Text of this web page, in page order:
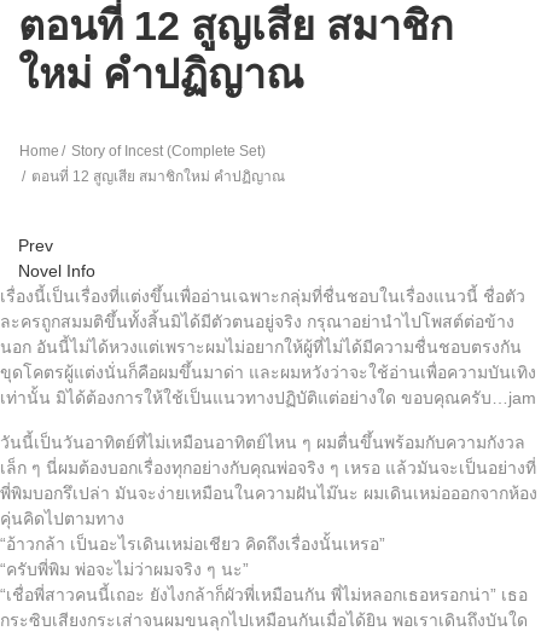
ตอนที่ 12 สูญเสีย สมาชิก
ใหม่ คำปฏิญาณ
Home
Story of Incest (Complete Set)
ตอนที่ 12 สูญเสีย สมาชิกใหม่ คำปฏิญาณ
Prev
Novel Info
เรื่องนี้เป็นเรื่องที่แต่งขึ้นเพื่ออ่านเฉพาะกลุ่มที่ชื่นชอบในเรื่องแนวนี้ ชื่อตัว
ละครถูกสมมติขึ้นทั้งสิ้นมิได้มีตัวตนอยู่จริง กรุณาอย่านำไปโพสต์ต่อข้าง
นอก อันนี้ไม่ได้หวงแต่เพราะผมไม่อยากให้ผู้ที่ไม่ได้มีความชื่นชอบตรงกัน
ขุดโคตรผู้แต่งนั่นก็คือผมขึ้นมาด่า และผมหวังว่าจะใช้อ่านเพื่อความบันเทิง
เท่านั้น มิได้ต้องการให้ใช้เป็นแนวทางปฏิบัติแต่อย่างใด ขอบคุณครับ…jam
วันนี้เป็นวันอาทิตย์ที่ไม่เหมือนอาทิตย์ไหน ๆ ผมตื่นขึ้นพร้อมกับความกังวล
เล็ก ๆ นี่ผมต้องบอกเรื่องทุกอย่างกับคุณพ่อจริง ๆ เหรอ แล้วมันจะเป็นอย่างที่
พี่พิมบอกรึเปล่า มันจะง่ายเหมือนในความฝันไม๊นะ ผมเดินเหม่อออกจากห้อง
คุ่นคิดไปตามทาง
“อ้าวกล้า เป็นอะไรเดินเหม่อเชียว คิดถึงเรื่องนั้นเหรอ”
“ครับพี่พิม พ่อจะไม่ว่าผมจริง ๆ นะ”
“เชื่อพี่สาวคนนี้เถอะ ยังไงกล้าก็ผัวพี่เหมือนกัน พี่ไม่หลอกเธอหรอกน่า” เธอ
กระซิบเสียงกระเส่าจนผมขนลุกไปเหมือนกันเมื่อได้ยิน พอเราเดินถึงบันใด